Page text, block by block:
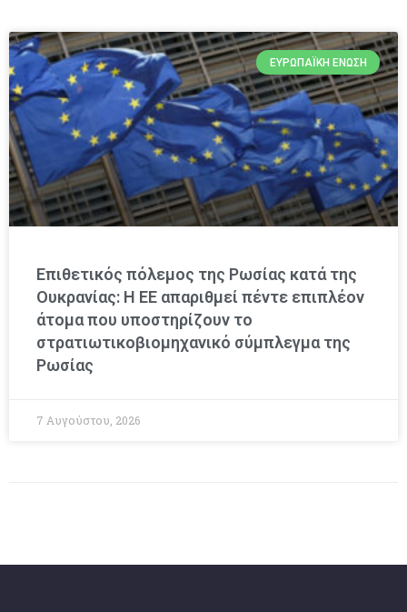
ΕΥΡΩΠΑΪΚΉ ΈΝΩΣΗ
Επιθετικός πόλεμος της Ρωσίας κατά της
Ουκρανίας: Η ΕΕ απαριθμεί πέντε επιπλέον
άτομα που υποστηρίζουν το
στρατιωτικοβιομηχανικό σύμπλεγμα της
Ρωσίας
7 Αυγούστου, 2026